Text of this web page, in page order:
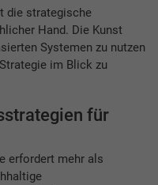
die strategische
Hand. Die Kunst
Systemen zu nutzen
im Blick zu
für
erfordert mehr als